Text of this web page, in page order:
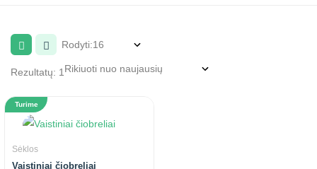
Rodyti:
Rezultatų: 1
Turime
Sėklos
Vaistiniai čiobreliai